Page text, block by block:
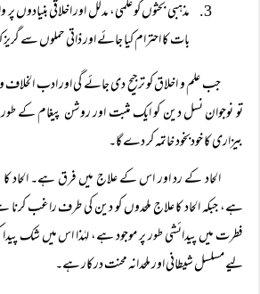
مذہبی بحثوں کو علمی، مدلل اور اخلاقی بنیادوں
بات کا احترام کیا جائے اور ذاتی حملوں سے
جب علم و اخلاق کو ترجیح دی جائے گی اور ادب الخلاف و
تو نوجوان نسل دین کو ایک مثبت اور روشن پیغام کے طور
بیزاری کا خودبخود خاتمہ کر دے گا۔
الحاد کے رد اور اس کے علاج میں فرق ہے۔ الحاد
ہے، جبکہ الحاد کا علاج ملحدوں کو دین کی طرف راغب کرنا
فطرت میں پیدائشی طور پر موجود ہے، لہٰذا اس میں شک
لیے مسلسل شیطانی اور ملحدانہ محنت درکار ہے۔